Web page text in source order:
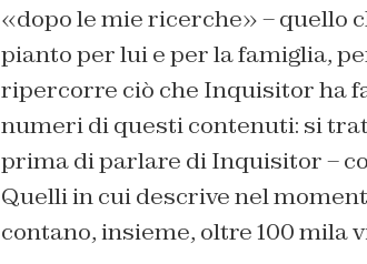
«dopo le mie ricerche» – quello
pianto per lui e per la famiglia,
ripercorre ciò che Inquisitor ha
numeri di questi contenuti: si
prima di parlare di Inquisitor –
Quelli in cui descrive nel
contano, insieme, oltre 100 mila